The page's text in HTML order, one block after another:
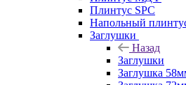
Плинтус SPC
Напольный
Заглушки
Назад
Заглушки
Заглушка